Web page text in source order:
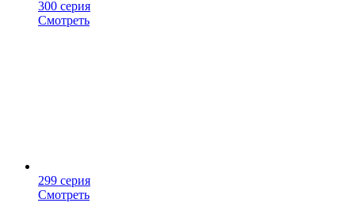
300 серия
Смотреть
299 серия
Смотреть